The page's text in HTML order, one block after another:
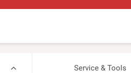
Service & Tools